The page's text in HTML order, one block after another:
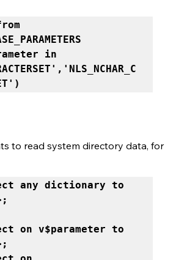
to read system directory data, for
any dictionary to
on v$parameter to